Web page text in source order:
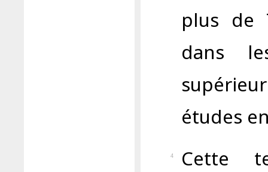
plus de
dans
études
4
Cette